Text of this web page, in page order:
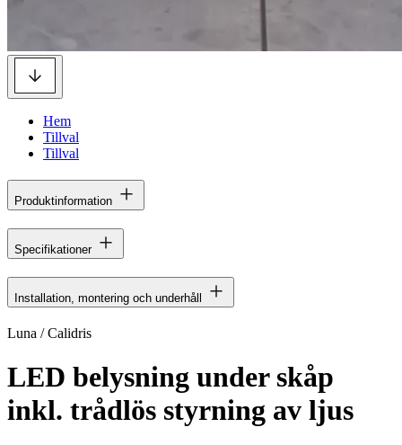
Hem
Tillval
Tillval
Produktinformation
Specifikationer
Installation, montering och underhåll
Luna / Calidris
LED belysning under skåp
inkl. trådlös styrning av ljus